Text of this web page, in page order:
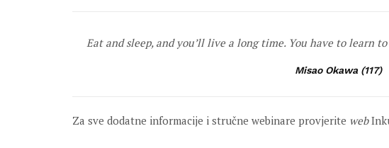
Eat and sleep, and you’ll live a long time. You have to learn
Misao Okawa (117)
Za sve dodatne informacije i stručne webinare provjerite web